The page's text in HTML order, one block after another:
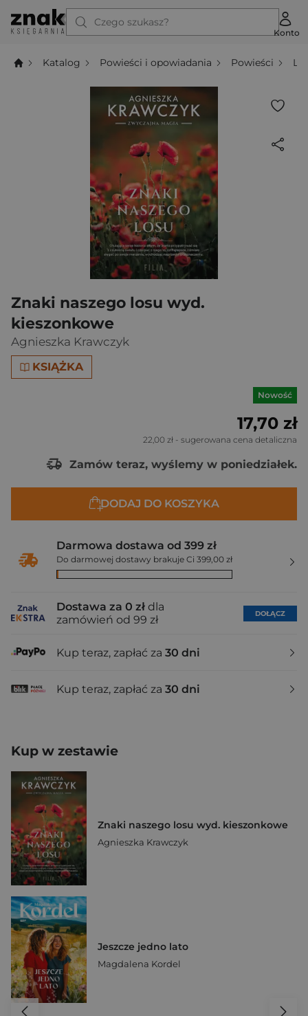
Czego szukasz?
Konto
Katalog Powieści i opowiadania Powieści
Znaki naszego losu wyd.
kieszonkowe
Agnieszka Krawczyk
KSIĄŻKA
Nowość
17,70 zł
22,00 zł - sugerowana cena detaliczna
Zamów teraz, wyślemy w poniedziałek.
DODAJ DO KOSZYKA
Darmowa dostawa od 399 zł
Do darmowej dostawy brakuje Ci 399,00 zł
Dostawa za 0 zł dla
zamówień od 99 zł
DOŁĄCZ
Kup teraz, zapłać za 30 dni
Kup teraz, zapłać za 30 dni
Kup w zestawie
Znaki naszego losu wyd. kieszonkowe
Agnieszka Krawczyk
Jeszcze jedno lato
Magdalena Kordel